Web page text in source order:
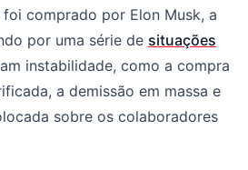
comprado por Elon Musk, a
por uma série de situações
instabilidade, como a compra
a demissão em massa e
sobre os colaboradores